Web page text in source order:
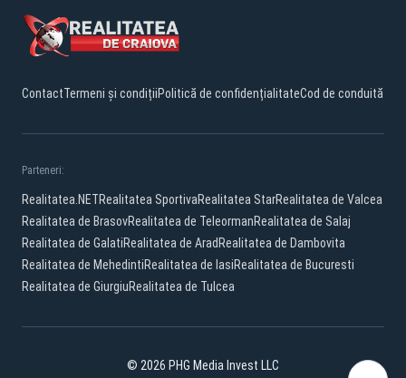
ContactTermeni și condițiiPolitică de confidențialitateCod de conduită
Parteneri:
Realitatea.NETRealitatea SportivaRealitatea StarRealitatea de Valcea
Realitatea de BrasovRealitatea de TeleormanRealitatea de Salaj
Realitatea de GalatiRealitatea de Arad Realitatea de Dambovita
Realitatea de MehedintiRealitatea de IasiRealitatea de Bucuresti
Realitatea de GiurgiuRealitatea de Tulcea
© 2026 PHG Media Invest LLC